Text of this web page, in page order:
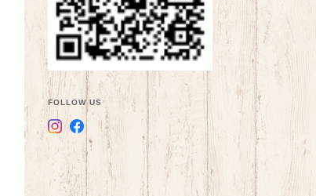
FOLLOW US